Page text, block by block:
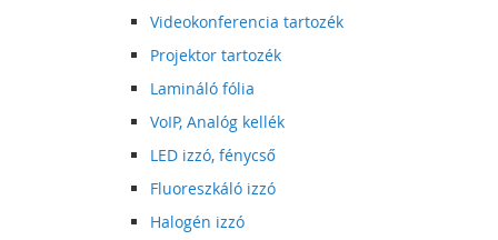
Videokonferencia tartozék
Projektor tartozék
Lamináló fólia
VoIP, Analóg kellék
LED izzó, fénycső
Fluoreszkáló izzó
Halogén izzó